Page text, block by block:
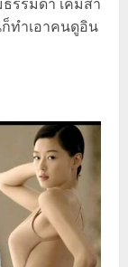
ทำเอาคนดูอิน